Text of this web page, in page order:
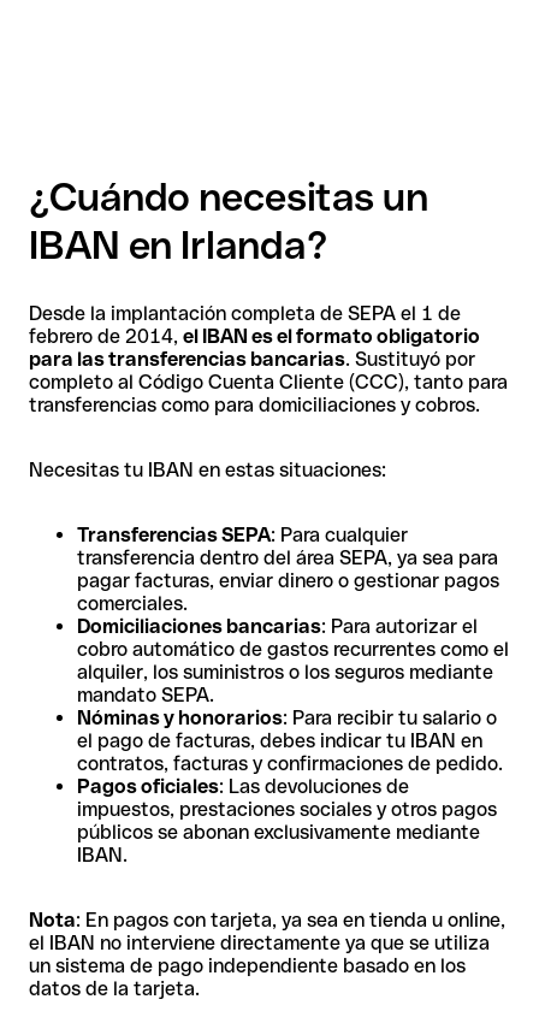
¿Cuándo necesitas un
IBAN en Irlanda?
Desde la implantación completa de SEPA el 1 de
febrero de 2014, el IBAN es el formato obligatorio
para las transferencias bancarias. Sustituyó por
completo al Código Cuenta Cliente (CCC), tanto para
transferencias como para domiciliaciones y cobros.
Necesitas tu IBAN en estas situaciones:
Transferencias SEPA: Para cualquier
transferencia dentro del área SEPA, ya sea para
pagar facturas, enviar dinero o gestionar pagos
comerciales.
Domiciliaciones bancarias: Para autorizar el
cobro automático de gastos recurrentes como el
alquiler, los suministros o los seguros mediante
mandato SEPA.
Nóminas y honorarios: Para recibir tu salario o
el pago de facturas, debes indicar tu IBAN en
contratos, facturas y confirmaciones de pedido.
Pagos oficiales: Las devoluciones de
impuestos, prestaciones sociales y otros pagos
públicos se abonan exclusivamente mediante
IBAN.
Nota: En pagos con tarjeta, ya sea en tienda u online,
el IBAN no interviene directamente ya que se utiliza
un sistema de pago independiente basado en los
datos de la tarjeta.